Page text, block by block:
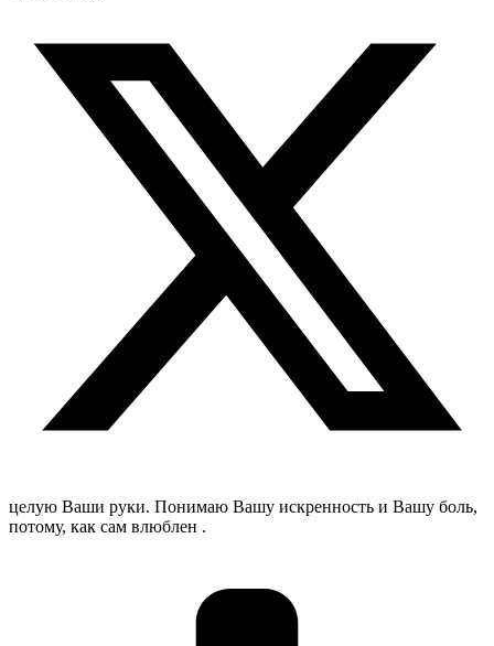
целую Ваши руки. Понимаю Вашу искренность и Вашу боль,
потому, как сам влюблен .